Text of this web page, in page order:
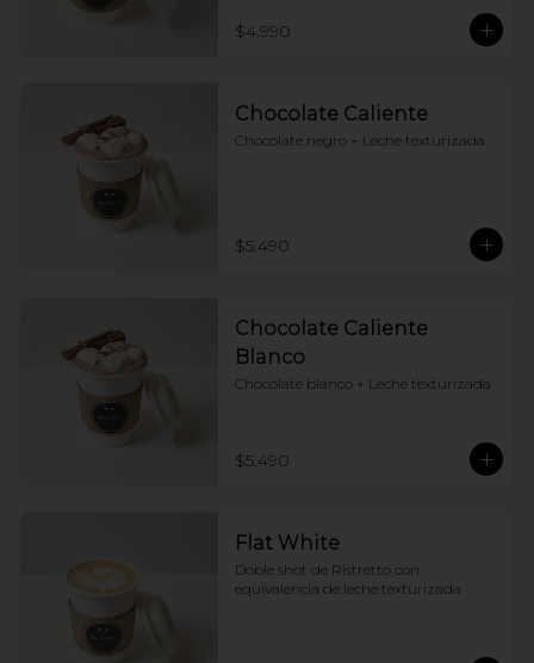
$4.990
Chocolate Caliente
Chocolate negro + Leche texturizada
$5.490
Chocolate Caliente
Blanco
Chocolate blanco + Leche texturizada
$5.490
Flat White
Doble shot de Ristretto con
equivalencia de leche texturizada